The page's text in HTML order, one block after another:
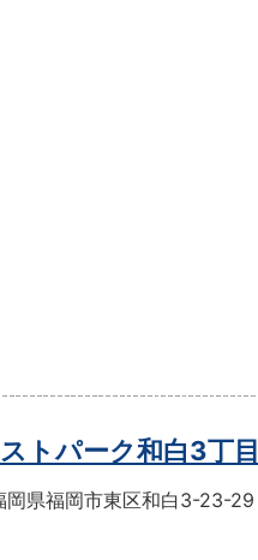
ストパーク和白3丁目
岡県福岡市東区和白3-23-29